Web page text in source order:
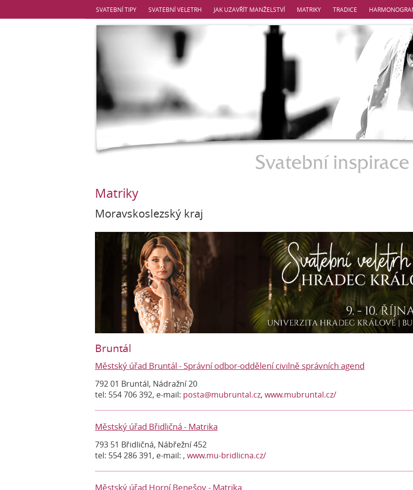
SVATEBNÍ TIPY SVATEBNÍ VELETRH JAK UZAVŘÍT MANŽELSTVÍ MATRIKY TRADICE
Matriky
Moravskoslezský kraj
Bruntál
Městský úřad Bruntál - Správní odbor-oddělení civilně správních agend
792 01 Bruntál, Nádražní 20
tel: 554 706 392, e-mail: posta@mubruntal.cz, www.mubruntal.cz/
Městský úřad Břidličná - Matrika
793 51 Břidličná, Nábřežní 452
tel: 554 286 391, e-mail: , www.mu-bridlicna.cz/
Městský úřad Horní Benešov - Matrika